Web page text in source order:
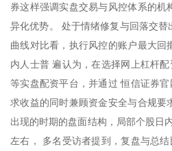
券这样强调实盘交易与风控体系的机
异化优势。 处于情绪修复与回落交
曲线对比看，执行风控的账户最大回
内人士普 遍认为，在选择网上杠杆
等实盘配资平台，并通过 恒信证券
求收益的同时兼顾资金安全与合规要
出现的时期的盘面结构，局部个股日
左右， 多名受访者提到，复盘与总